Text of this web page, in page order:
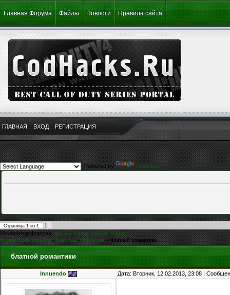
Главная Форума Файлы Новости Правила сайта
ГЛАВНАЯ ВХОД РЕГИСТРАЦИЯ
Powered by Translate
Страница 1 из 1
1
Модератор форума:g0d-me,Casus, FiLLiN,iEnjoy
Форум CoDHacks.Ru » Курилка » Обо всем » блатной романтики
блатной романтики
Innuendo Дата: Вторник, 12.02.2013, 23:08 |